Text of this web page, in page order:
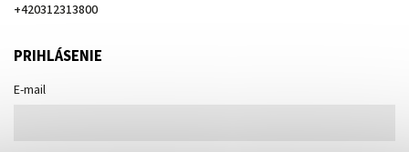
+420312313800
PRIHLÁSENIE
E-mail